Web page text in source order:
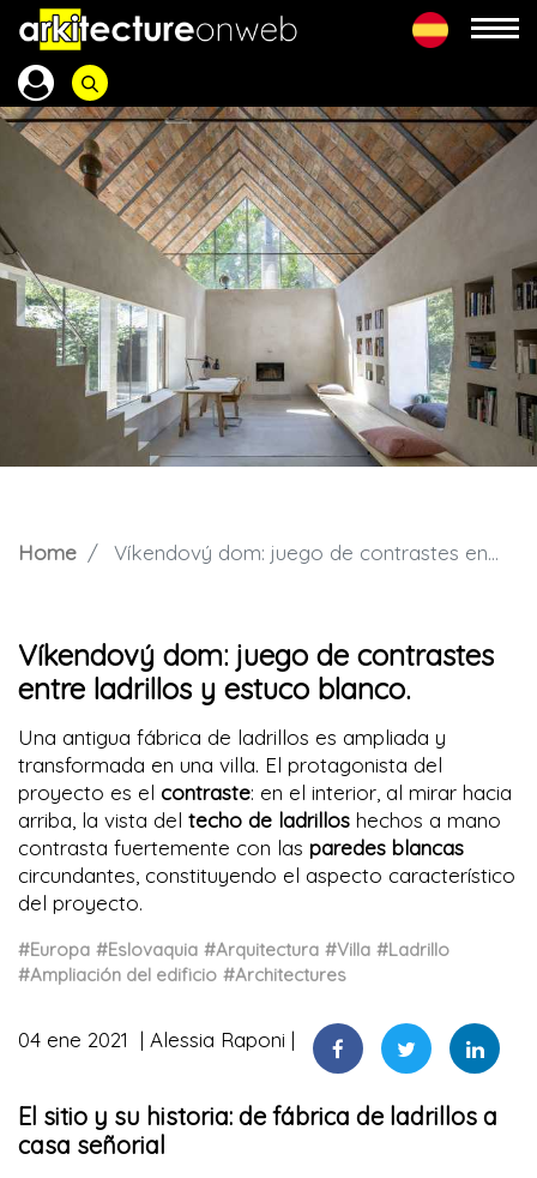
Home Víkendový dom: juego de contrastes entre ladrillos y estuco blanco.
Víkendový dom: juego de contrastes
entre ladrillos y estuco blanco.
Una antigua fábrica de ladrillos es ampliada y
transformada en una villa. El protagonista del
proyecto es el contraste: en el interior, al mirar hacia
arriba, la vista del techo de ladrillos hechos a mano
contrasta fuertemente con las paredes blancas
circundantes, constituyendo el aspecto característico
del proyecto.
#Europa #Eslovaquia #Arquitectura #Villa #Ladrillo
#Ampliación del edificio #Architectures
04 ene 2021 Alessia Raponi
El sitio y su historia: de fábrica de ladrillos a
casa señorial